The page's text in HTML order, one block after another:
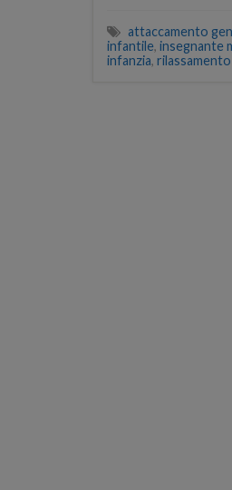
attaccamento
infantile, insegnante
infanzia,